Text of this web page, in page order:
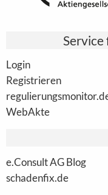
Login
Registrieren
WebAkte
e.Consult AG Blog
schadenfix.de